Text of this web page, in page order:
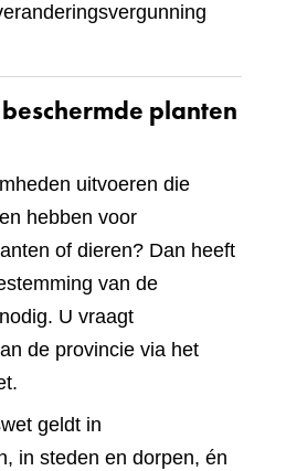
planten
uitvoeren die
hebben voor
of dieren? Dan heeft
van de
U vraagt
de provincie via het
geldt in
in steden en dorpen, én